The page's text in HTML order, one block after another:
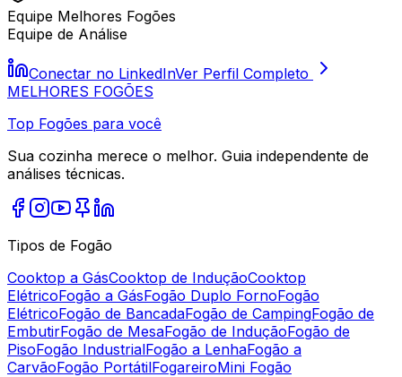
Equipe Melhores Fogões
Equipe de Análise
Conectar no LinkedInVer Perfil Completo
MELHORES FOGÕES
Top Fogões para você
Sua cozinha merece o melhor. Guia independente de
análises técnicas.
Tipos de Fogão
Cooktop a GásCooktop de InduçãoCooktop
ElétricoFogão a GásFogão Duplo FornoFogão
ElétricoFogão de BancadaFogão de CampingFogão de
EmbutirFogão de MesaFogão de InduçãoFogão de
PisoFogão IndustrialFogão a LenhaFogão a
CarvãoFogão PortátilFogareiroMini Fogão